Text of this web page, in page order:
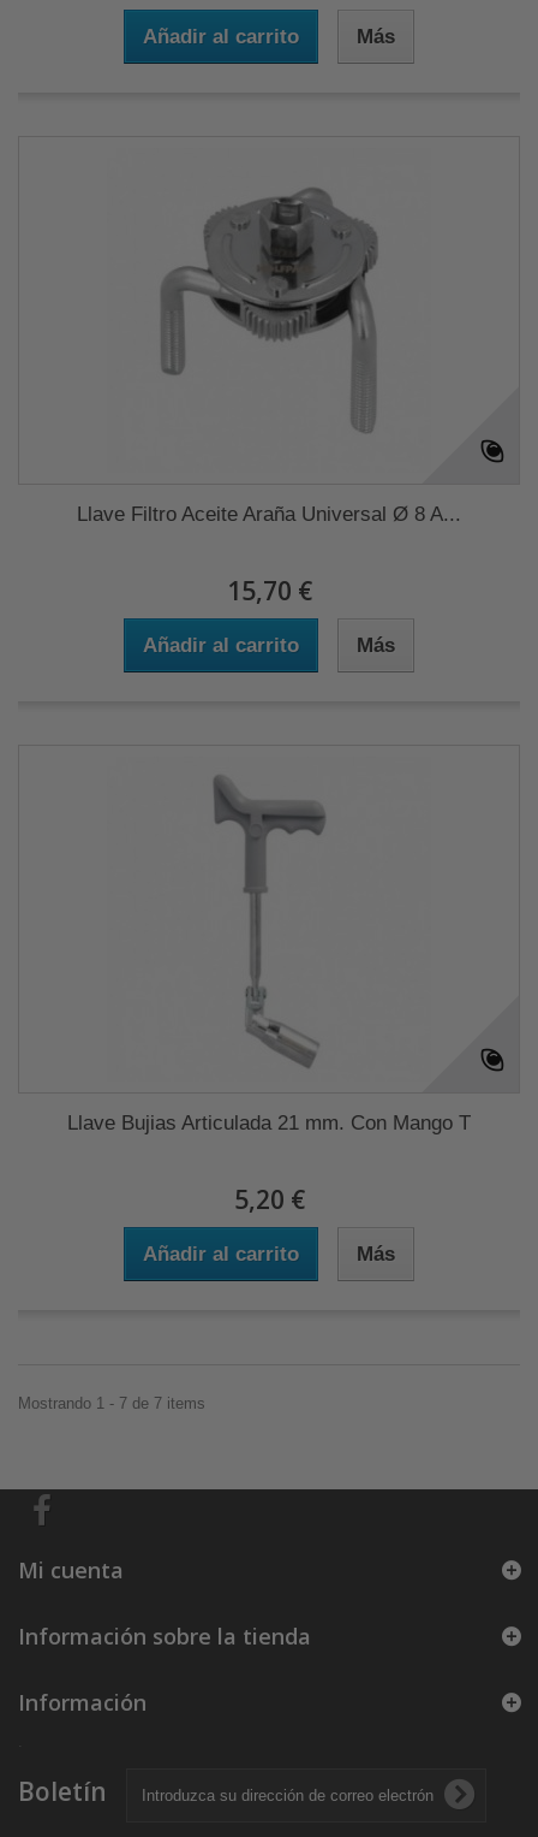
Añadir al carrito Más
Llave Filtro Aceite Araña Universal Ø 8 A...
15,70 €
Añadir al carrito Más
Llave Bujias Articulada 21 mm. Con Mango T
5,20 €
Añadir al carrito Más
Mostrando 1 - 7 de 7 items
Mi cuenta
Información sobre la tienda
Información
Boletín